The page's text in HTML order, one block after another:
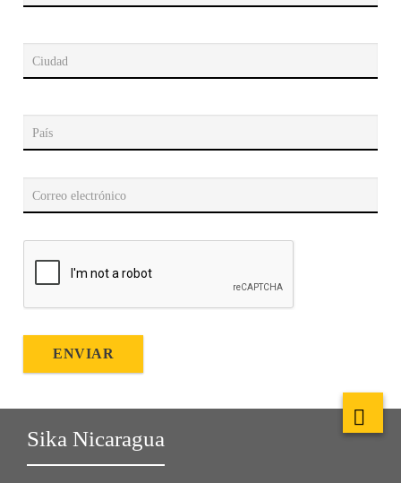
Ciudad
País
Correo electrónico
ENVIAR
Sika Nicaragua